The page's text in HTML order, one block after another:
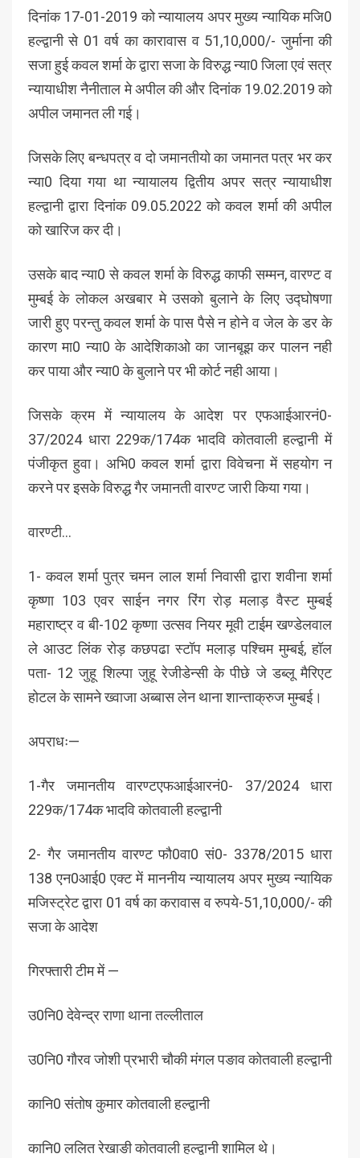
दिनांक 17-01-2019 को न्यायालय अपर मुख्य न्यायिक मजि0
हल्द्वानी से 01 वर्ष का कारावास व 51,10,000/- जुर्माना की
सजा हुई कवल शर्मा के द्वारा सजा के विरुद्ध न्या0 जिला एवं सत्र
न्यायाधीश नैनीताल मे अपील की और दिनांक 19.02.2019 को
अपील जमानत ली गई।
जिसके लिए बन्धपत्र व दो जमानतीयो का जमानत पत्र भर कर
न्या0 दिया गया था न्यायालय द्वितीय अपर सत्र न्यायाधीश
हल्द्वानी द्वारा दिनांक 09.05.2022 को कवल शर्मा की अपील
को खारिज कर दी।
उसके बाद न्या0 से कवल शर्मा के विरुद्ध काफी सम्मन, वारण्ट व
मुम्बई के लोकल अखबार मे उसको बुलाने के लिए उद्घोषणा
जारी हुए परन्तु कवल शर्मा के पास पैसे न होने व जेल के डर के
कारण मा0 न्या0 के आदेशिकाओ का जानबूझ कर पालन नही
कर पाया और न्या0 के बुलाने पर भी कोर्ट नही आया।
जिसके क्रम में न्यायालय के आदेश पर एफआईआरनं0-
37/2024 धारा 229क/174क भादवि कोतवाली हल्द्वानी में
पंजीकृत हुवा। अभि0 कवल शर्मा द्वारा विवेचना में सहयोग न
करने पर इसके विरुद्ध गैर जमानती वारण्ट जारी किया गया।
वारण्टी…
1- कवल शर्मा पुत्र चमन लाल शर्मा निवासी द्वारा शवीना शर्मा
कृष्णा 103 एवर साईन नगर रिंग रोड़ मलाड़ वैस्ट मुम्बई
महाराष्ट्र व बी-102 कृष्णा उत्सव नियर मूवी टाईम खण्डेलवाल
ले आउट लिंक रोड़ कछपढा स्टॉप मलाड़ पश्चिम मुम्बई, हॉल
पता- 12 जुहू शिल्पा जुहू रेजीडेन्सी के पीछे जे डब्लू मैरिएट
होटल के सामने ख्वाजा अब्बास लेन थाना शान्ताक्रुज मुम्बई।
अपराधः—
1-गैर जमानतीय वारण्टएफआईआरनं0- 37/2024 धारा
229क/174क भादवि कोतवाली हल्द्वानी
2- गैर जमानतीय वारण्ट फौ0वा0 सं0- 3378/2015 धारा
138 एन0आई0 एक्ट में माननीय न्यायालय अपर मुख्य न्यायिक
मजिस्ट्रेट द्वारा 01 वर्ष का करावास व रुपये-51,10,000/- की
सजा के आदेश
गिरफ्तारी टीम में —
उ0नि0 देवेन्द्र राणा थाना तल्लीताल
उ0नि0 गौरव जोशी प्रभारी चौकी मंगल पङाव कोतवाली हल्द्वानी
कानि0 संतोष कुमार कोतवाली हल्द्वानी
कानि0 ललित रेखाङी कोतवाली हल्द्वानी शामिल थे।